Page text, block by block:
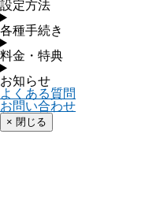
設定方法
各種手続き
料金・特典
お知らせ
よくある質問
お問い合わせ
× 閉じる